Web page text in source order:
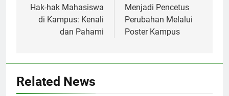
navigation
Hak-hak Mahasiswa
di Kampus: Kenali
dan Pahami
Menjadi Pencetus
Perubahan Melalui
Poster Kampus
Related News